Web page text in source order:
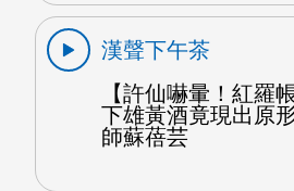
漢聲下午茶
【許仙嚇暈！紅羅
下雄黃酒竟現出原
師蘇蓓芸